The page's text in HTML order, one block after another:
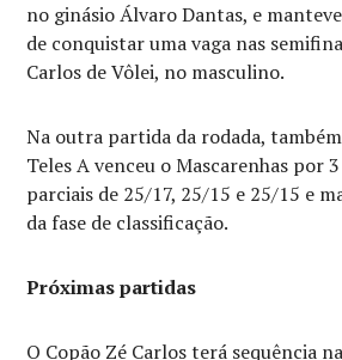
no ginásio Álvaro Dantas, e
de conquistar uma vaga nas
Carlos de Vôlei, no masculino.
Na outra partida da rodada,
Teles A venceu o Mascarenhas por
parciais de 25/17, 25/15 e 25/15 e
da fase de classificação.
Próximas partidas
O Copão Zé Carlos terá sequência